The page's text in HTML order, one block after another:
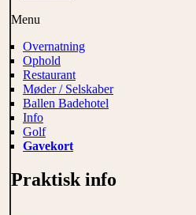
Menu
Overnatning
Ophold
Restaurant
Møder / Selskaber
Ballen Badehotel
Info
Golf
Gavekort
Praktisk info